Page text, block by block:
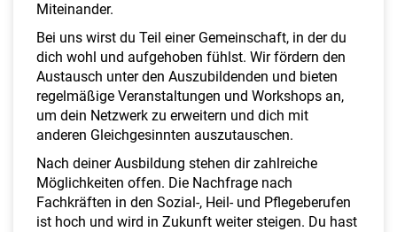
Miteinander.
Bei uns wirst du Teil einer Gemeinschaft, in der du
dich wohl und aufgehoben fühlst. Wir fördern den
Austausch unter den Auszubildenden und bieten
regelmäßige Veranstaltungen und Workshops an,
um dein Netzwerk zu erweitern und dich mit
anderen Gleichgesinnten auszutauschen.
Nach deiner Ausbildung stehen dir zahlreiche
Möglichkeiten offen. Die Nachfrage nach
Fachkräften in den Sozial-, Heil- und Pflegeberufen
ist hoch und wird in Zukunft weiter steigen. Du hast